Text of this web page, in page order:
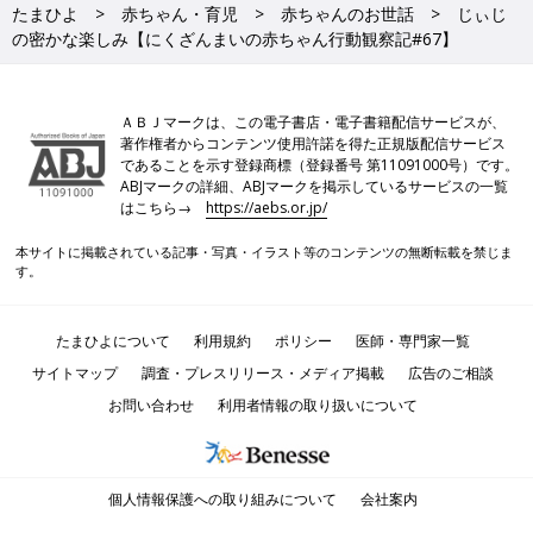
たまひよ 赤ちゃん・育児 赤ちゃんのお世話
じぃじ
の密かな楽しみ【にくざんまいの赤ちゃん行動観察記#67】
ＡＢＪマークは、この電子書店・電子書籍配信サービスが、
著作権者からコンテンツ使用許諾を得た正規版配信サービス
であることを示す登録商標（登録番号 第11091000号）です。
ABJマークの詳細、ABJマークを掲示しているサービスの一覧
はこちら→https://aebs.or.jp/
本サイトに掲載されている記事・写真・イラスト等のコンテンツの無断転載を禁じま
す。
たまひよについて 利用規約 ポリシー
医師・専門家一覧
サイトマップ
調査・プレスリリース・メディア掲載
広告のご相談
お問い合わせ
利用者情報の取り扱いについて
個人情報保護への取り組みについて 会社案内